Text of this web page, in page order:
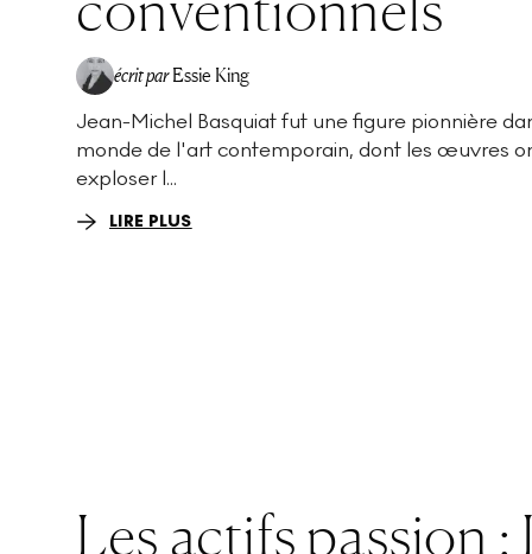
écrit par Essie King
Jean-Michel Basquiat fut une figure pionnière
monde de l'art contemporain, dont les œuvres
exploser l...
LIRE PLUS
Les actifs passion :